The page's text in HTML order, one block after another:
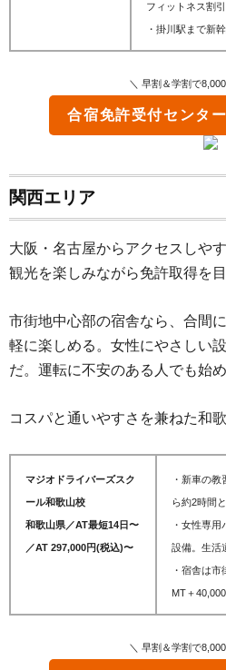
フィットネス割
・ 掛川駅まで新
＼ 早割＆学割で
合宿免許受付センタ
関西エリア
大阪・名古屋からアクセスしや
観光を楽しみながら免許取得を目
市街地中心部の宿舎なら、合間
軽に楽しめる。女性にやさしい
だ。運転に不安のある人でも始め
コスパと通いやすさを兼ねた和
マジオドライバーズスク
ール和歌山校
和歌山県／AT最短14日〜
／AT 297,000円(税込)〜
・新車の
ら約2時間
・女性専
設備。生活
・ 宿舎は市
MT＋
＼ 早割＆学割で